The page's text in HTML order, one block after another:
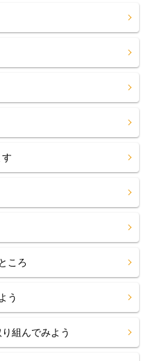
ころ
う
組んでみよう